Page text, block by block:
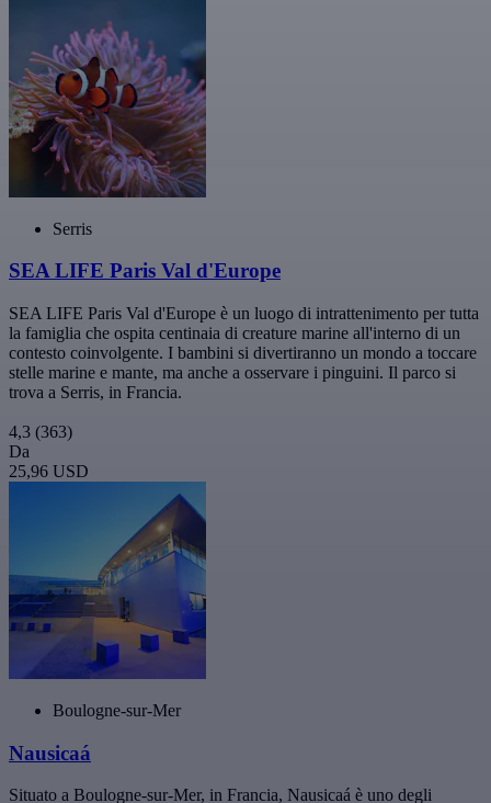
Serris
SEA LIFE Paris Val d'Europe
SEA LIFE Paris Val d'Europe è un luogo di intrattenimento per tutta
la famiglia che ospita centinaia di creature marine all'interno di un
contesto coinvolgente. I bambini si divertiranno un mondo a toccare
stelle marine e mante, ma anche a osservare i pinguini. Il parco si
trova a Serris, in Francia.
4,3 (363)
Da
25,96 USD
Boulogne-sur-Mer
Nausicaá
Situato a Boulogne-sur-Mer, in Francia, Nausicaá è uno degli